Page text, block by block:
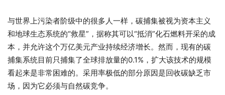
与世界上污染者阶级中的很多人一样，碳捕集被视为资本主义
和地球生态系统的“救星”，据称其可以“抵消”化石燃料开采的成
本，并允许这个万亿美元产业持续经济增长。然而，现有的碳
捕集系统目前只捕集了全球排放量的0.1%，扩大该技术的规模
看起来是非常困难的。采用率极低的部分原因是回收碳缺乏市
场，因为它必须与自然碳竞争。